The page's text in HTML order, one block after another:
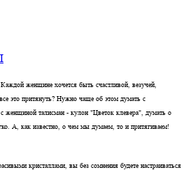
Каждой женщине хочется быть счастливой, везучей,
это притянуть? Нужно чаще об этом думать с
женщиной талисман - кулон "Цветок клевера", думать о
А, как известно, о чем мы думаем, то и притягиваем!
кристаллами, вы без сомнения будете настраиваться